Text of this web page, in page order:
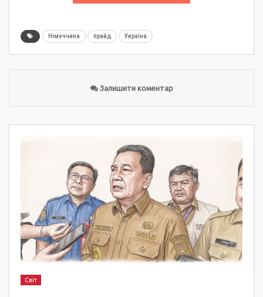
Німеччина прайд Україна
Залишити коментар
Світ